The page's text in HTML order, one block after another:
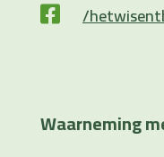
 /
Waarneming